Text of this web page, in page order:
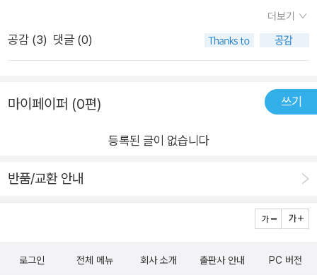
한 창의성에 현실적으로 접근하고 있다. 궁극적으로는 사고방식
오는 강력한 질문이 다리가 되어준다. “당신은 작업의 인풋과 아
황을 냉정하게 진단하고 업무 프로세스, 작업 습관을 조정하게 해
준다. “당신에게 영감과 도전의식을 고취시키는 사람은 누구인
가?” 이런 질문을 통해서는 주변 사람들과 도움을 주고받는 선순
정체성이라고 착각한 적이 있는가?” 조금 더 깊은 질문들로 자신
핑계를 대며 미뤄왔던 도전은 오늘 시작해야 한다. 에너지를 빼먹
는 부차적인 절차와 일들은 지금 정리해야 한다. 내게 소중한 사
가?(1/27, 오늘의 주제이다)2023년 남은 11/12라도 매일매일을
새로운 '정언 명령'이 당신에게 부여되길 원하는가?(책 값이 10%
더보기
공감 (3) 댓글 (0)
마이페이퍼 (0편) 쓰기
등록된 글이 없습니다
반품/교환 안내
로그인 전체 메뉴 회사 소개 출판사 안내 PC 버전